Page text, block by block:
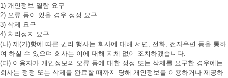
1) 개인정보 열람 요구
2) 오류 등이 있을 경우 정정 요구
3) 삭제 요구
4) 처리정지 요구
(나) 제(가)항에 따른 권리 행사는 회사에 대해 서면, 전화, 전자우편 등을 통하
여 하실 수 있으며 회사는 이에 대해 지체 없이 조치하겠습니다.
(다) 이용자가 개인정보의 오류 등에 대한 정정 또는 삭제를 요구한 경우에는
회사는 정정 또는 삭제를 완료할 때까지 당해 개인정보를 이용하거나 제공하